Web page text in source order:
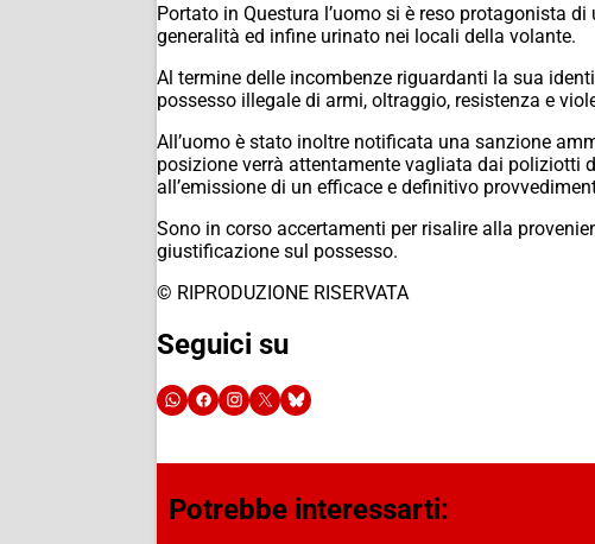
Portato in Questura l’uomo si è reso protagonista
generalità ed infine urinato nei locali della volante.
Al termine delle incombenze riguardanti la sua
possesso illegale di armi, oltraggio, resistenza e
All’uomo è stato inoltre notificata una sanzione
posizione verrà attentamente vagliata dai poliziotti
all’emissione di un efficace e definitivo
Sono in corso accertamenti per risalire alla
giustificazione sul possesso.
© RIPRODUZIONE RISERVATA
Seguici su
Potrebbe interessarti: